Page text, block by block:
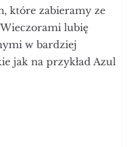
które zabieramy ze
Wieczorami lubię
w bardziej
jak na przykład Azul